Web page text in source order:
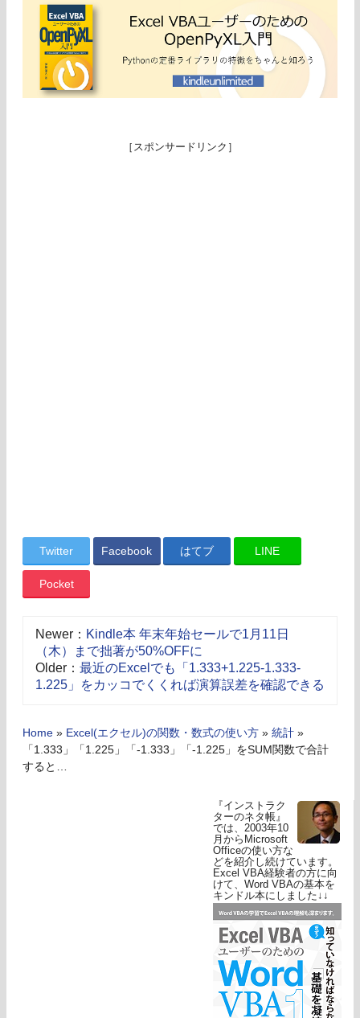
［スポンサードリンク］
Twitter Facebook はてブ LINE
Pocket
Newer： Kindle本 年末年始セールで1月11日
（木）まで拙著が50%OFFに
Older： 最近のExcelでも「1.333+1.225-1.333-
1.225」をカッコでくくれば演算誤差を確認できる
Home » Excel(エクセル)の関数・数式の使い方 » 統計 »
「1.333」「1.225」「-1.333」「-1.225」をSUM関数で合計
すると…
『インストラク
ターのネタ帳』
では、2003年10
月からMicrosoft
Officeの使い方な
どを紹介し続けています。
Excel VBA経験者の方に向
けて、Word VBAの基本を
キンドル本にしました↓↓